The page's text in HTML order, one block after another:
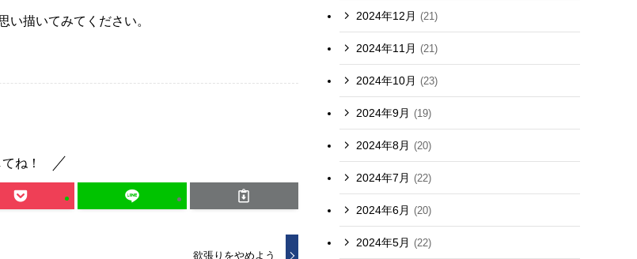
い描いてみてください。
ね！
欲張りをやめよう
2024年12月 (21)
2024年11月 (21)
2024年10月 (23)
2024年9月 (19)
2024年8月 (20)
2024年7月 (22)
2024年6月 (20)
2024年5月 (22)